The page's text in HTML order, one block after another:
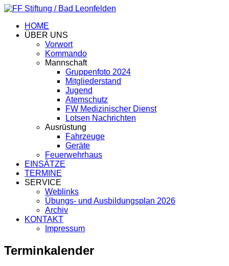
HOME
ÜBER UNS
Vorwort
Kommando
Mannschaft
Gruppenfoto 2024
Mitgliederstand
Jugend
Atemschutz
FW Medizinischer Dienst
Lotsen Nachrichten
Ausrüstung
Fahrzeuge
Geräte
Feuerwehrhaus
EINSÄTZE
TERMINE
SERVICE
Weblinks
Übungs- und Ausbildungsplan 2026
Archiv
KONTAKT
Impressum
Terminkalender